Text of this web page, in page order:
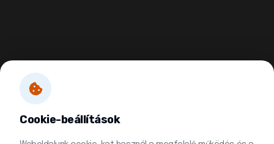
Cookie-beállítások